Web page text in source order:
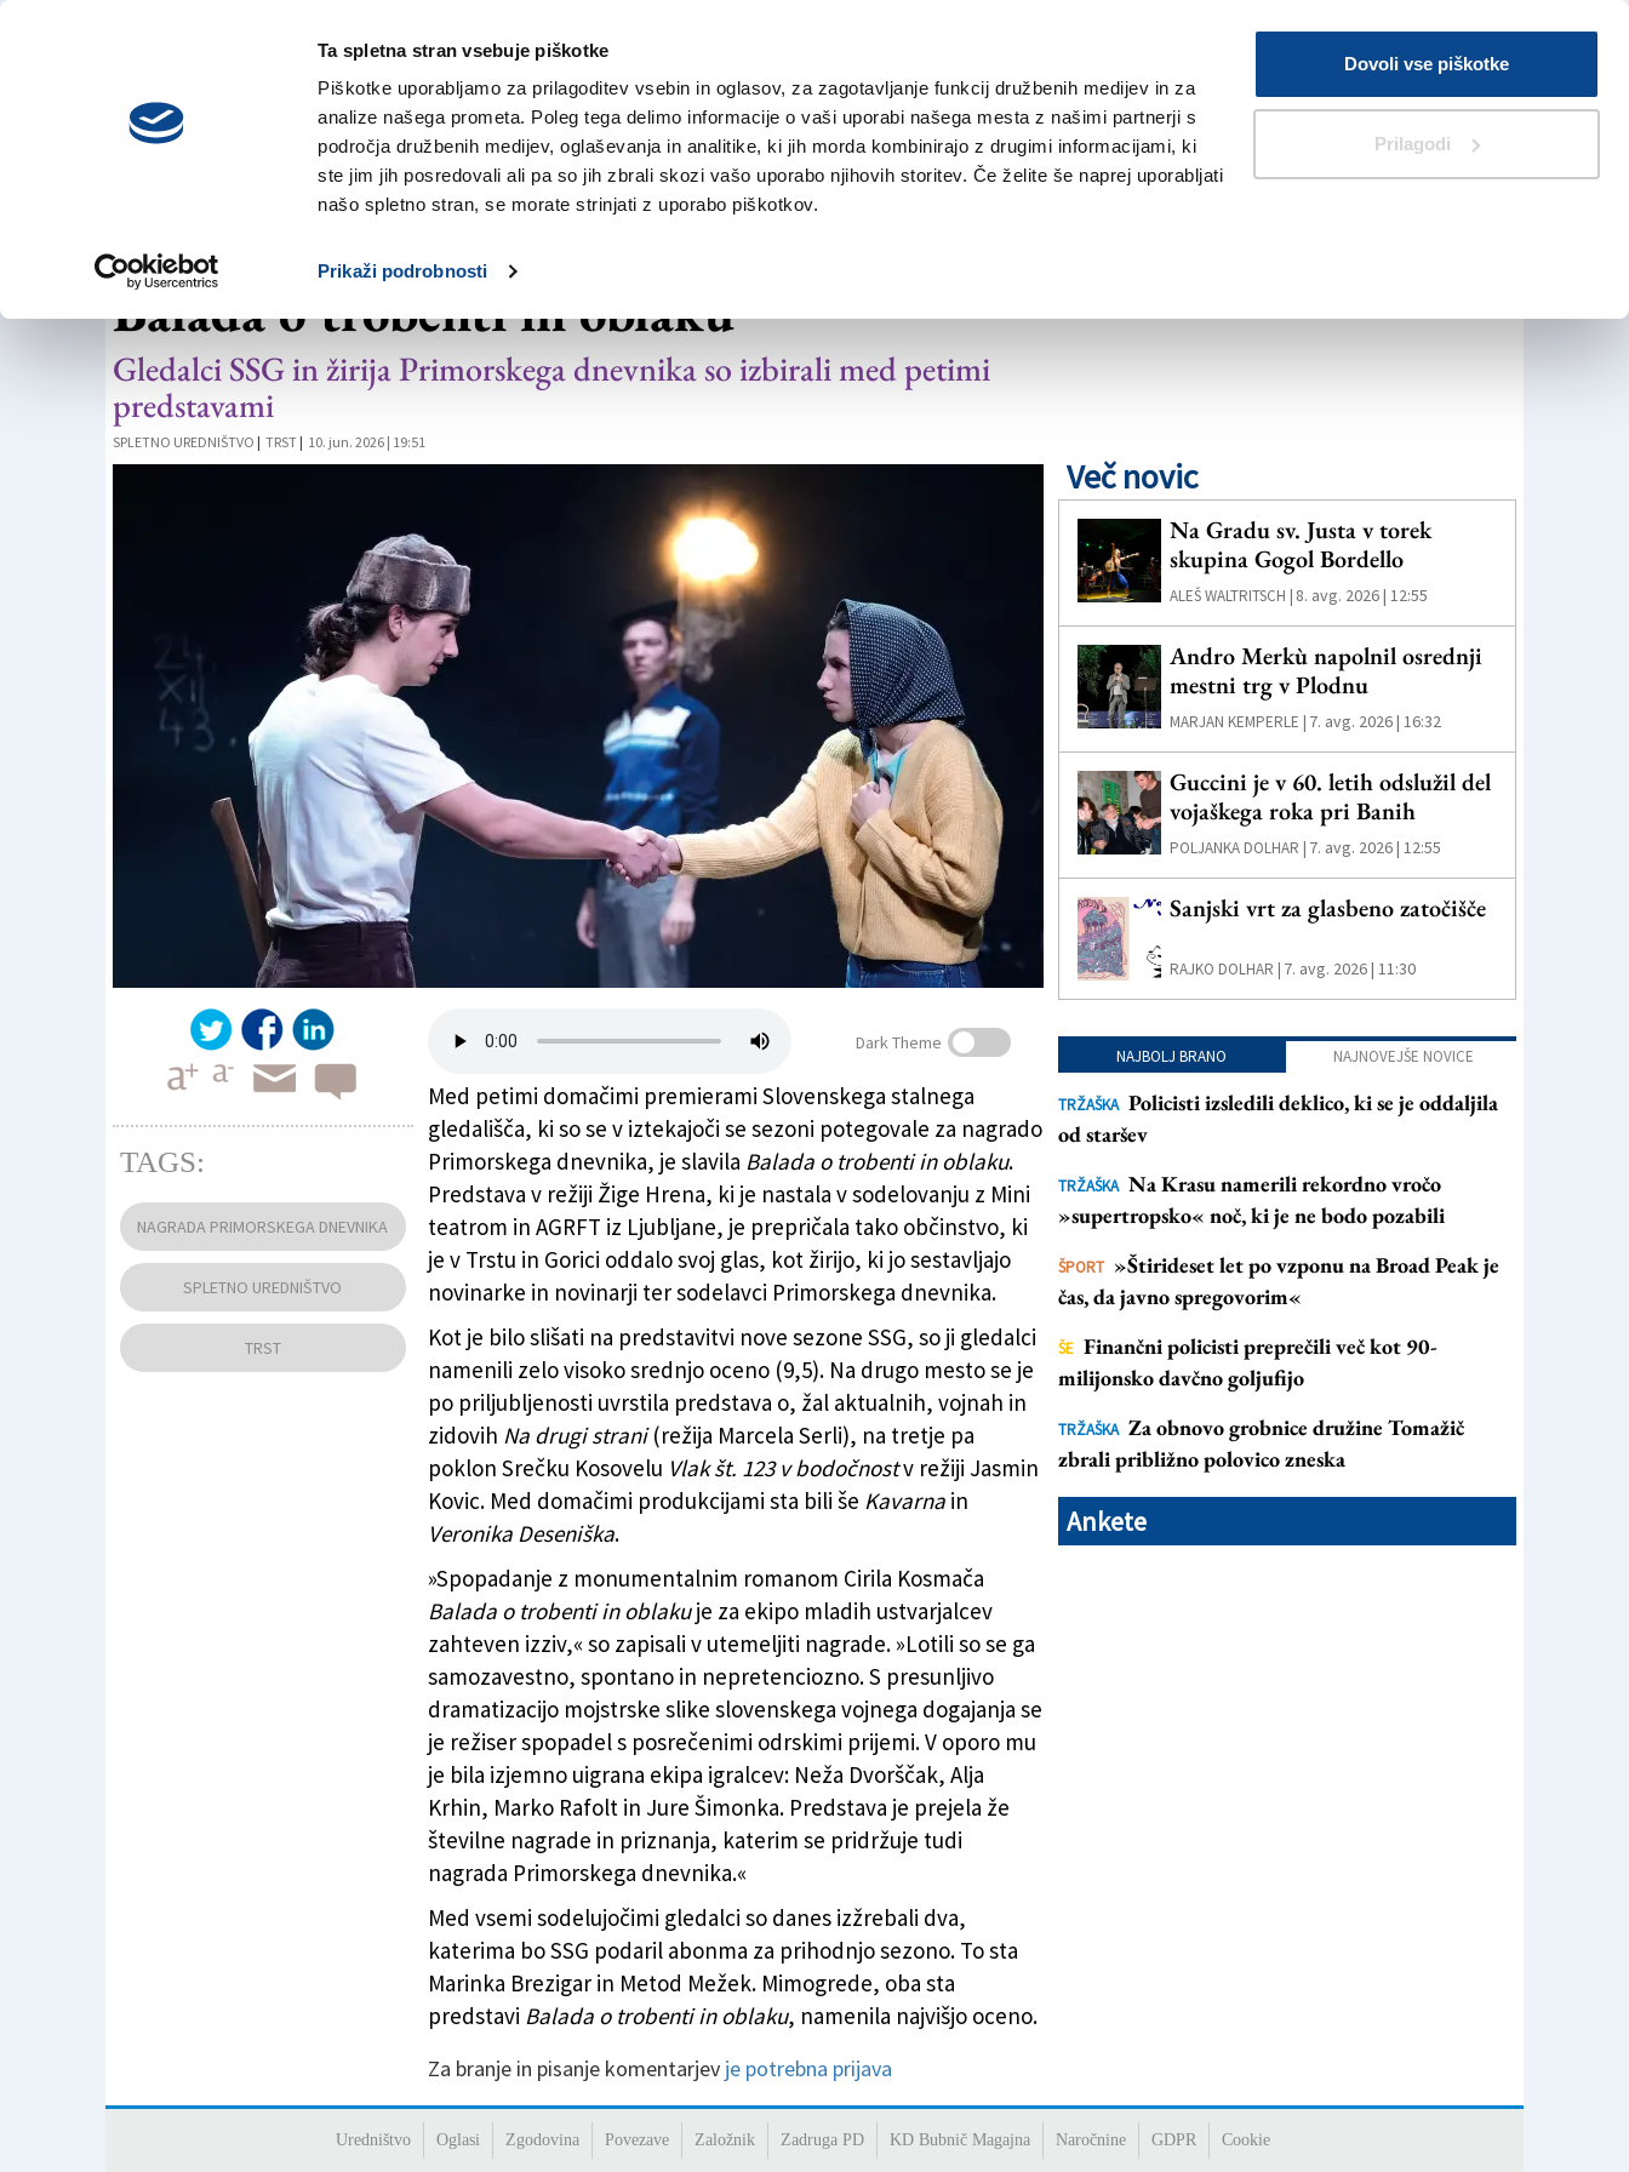
Ta spletna stran vsebuje piškotke
Piškotke uporabljamo za prilagoditev vsebin in oglasov, za zagotavljanje funkcij družbenih medijev in za
analize našega prometa. Poleg tega delimo informacije o vaši uporabi našega mesta z našimi partnerji s
področja družbenih medijev, oglaševanja in analitike, ki jih morda kombinirajo z drugimi informacijami, ki
ste jim jih posredovali ali pa so jih zbrali skozi vašo uporabo njihovih storitev. Če želite še naprej uporabljati
našo spletno stran, se morate strinjati z uporabo piškotkov.
Prikaži podrobnosti
Dovoli vse piškotke
Prilagodi
sobota,
8. avgusta 2026
V Kioskih
Iskanje
NOVICE TRŽAŠKA GORIŠKA KULTURA ŠPORT ŠE
NAGRADA PRIMORSKEGA DNEVNIKA
Nagrado Primorskega dnevnika prejme
Balada o trobenti in oblaku
Gledalci SSG in žirija Primorskega dnevnika so izbirali med petimi
predstavami
SPLETNO UREDNIŠTVO | TRST | 10. jun. 2026 | 19:51
Balada o trobenti in oblaku (ARHIV)
Dark Theme
Med petimi domačimi premierami Slovenskega stalnega
gledališča, ki so se v iztekajoči se sezoni potegovale za nagrado
Primorskega dnevnika, je slavila Balada o trobenti in oblaku.
Predstava v režiji Žige Hrena, ki je nastala v sodelovanju z Mini
teatrom in AGRFT iz Ljubljane, je prepričala tako občinstvo, ki
je v Trstu in Gorici oddalo svoj glas, kot žirijo, ki jo sestavljajo
novinarke in novinarji ter sodelavci Primorskega dnevnika.
Kot je bilo slišati na predstavitvi nove sezone SSG, so ji gledalci
namenili zelo visoko srednjo oceno (9,5). Na drugo mesto se je
po priljubljenosti uvrstila predstava o, žal aktualnih, vojnah in
zidovih Na drugi strani(režija Marcela Serli), na tretje pa
poklon Srečku Kosovelu Vlak št. 123 v bodočnostv režiji Jasmin
Kovic. Med domačimi produkcijami sta bili še Kavarna in
Veronika Deseniška.
»Spopadanje z monumentalnim romanom Cirila Kosmača
Balada o trobenti in oblakuje za ekipo mladih ustvarjalcev
zahteven izziv,« so zapisali v utemeljiti nagrade. »Lotili so se ga
samozavestno, spontano in nepretenciozno. S presunljivo
dramatizacijo mojstrske slike slovenskega vojnega dogajanja se
je režiser spopadel s posrečenimi odrskimi prijemi. V oporo mu
je bila izjemno uigrana ekipa igralcev: Neža Dvorščak, Alja
Krhin, Marko Rafolt in Jure Šimonka. Predstava je prejela že
številne nagrade in priznanja, katerim se pridržuje tudi
nagrada Primorskega dnevnika.«
Med vsemi sodelujočimi gledalci so danes izžrebali dva,
katerima bo SSG podaril abonma za prihodnjo sezono. To sta
Marinka Brezigar in Metod Mežek. Mimogrede, oba sta
predstavi Balada o trobenti in oblaku, namenila najvišjo oceno.
Za branje in pisanje komentarjev je potrebna prijava
TAGS:
NAGRADA PRIMORSKEGA DNEVNIKA
SPLETNO UREDNIŠTVO
TRST
Več novic
Na Gradu sv. Justa v torek
skupina Gogol Bordello
ALEŠ WALTRITSCH | 8. avg. 2026 | 12:55
Andro Merkù napolnil osrednji
mestni trg v Plodnu
MARJAN KEMPERLE | 7. avg. 2026 | 16:32
Guccini je v 60. letih odslužil del
vojaškega roka pri Banih
POLJANKA DOLHAR | 7. avg. 2026 | 12:55
Sanjski vrt za glasbeno zatočišče
RAJKO DOLHAR | 7. avg. 2026 | 11:30
NAJBOLJ BRANO NAJNOVEJŠE NOVICE
TRŽAŠKA Policisti izsledili deklico, ki se je oddaljila
od staršev
TRŽAŠKA Na Krasu namerili rekordno vročo
»supertropsko« noč, ki je ne bodo pozabili
ŠPORT »Štirideset let po vzponu na Broad Peak je
čas, da javno spregovorim«
ŠE Finančni policisti preprečili več kot 90-
milijonsko davčno goljufijo
TRŽAŠKA Za obnovo grobnice družine Tomažič
zbrali približno polovico zneska
Ankete
Uredništvo Oglasi Zgodovina Povezave Založnik Zadruga PD KD Bubnič Magajna Naročnine GDPR Cookie